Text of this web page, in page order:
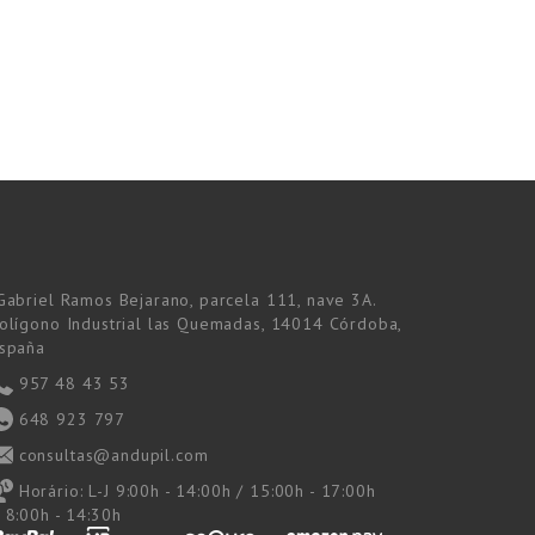
Ramos Bejarano, parcela 111, nave 3A.
Industrial las Quemadas, 14014 Córdoba,
957 48 43 53
648 923 797
consultas@andupil.com
Horário: L-J 9:00h - 14:00h / 15:00h - 17:00h
8:00h - 14:30h